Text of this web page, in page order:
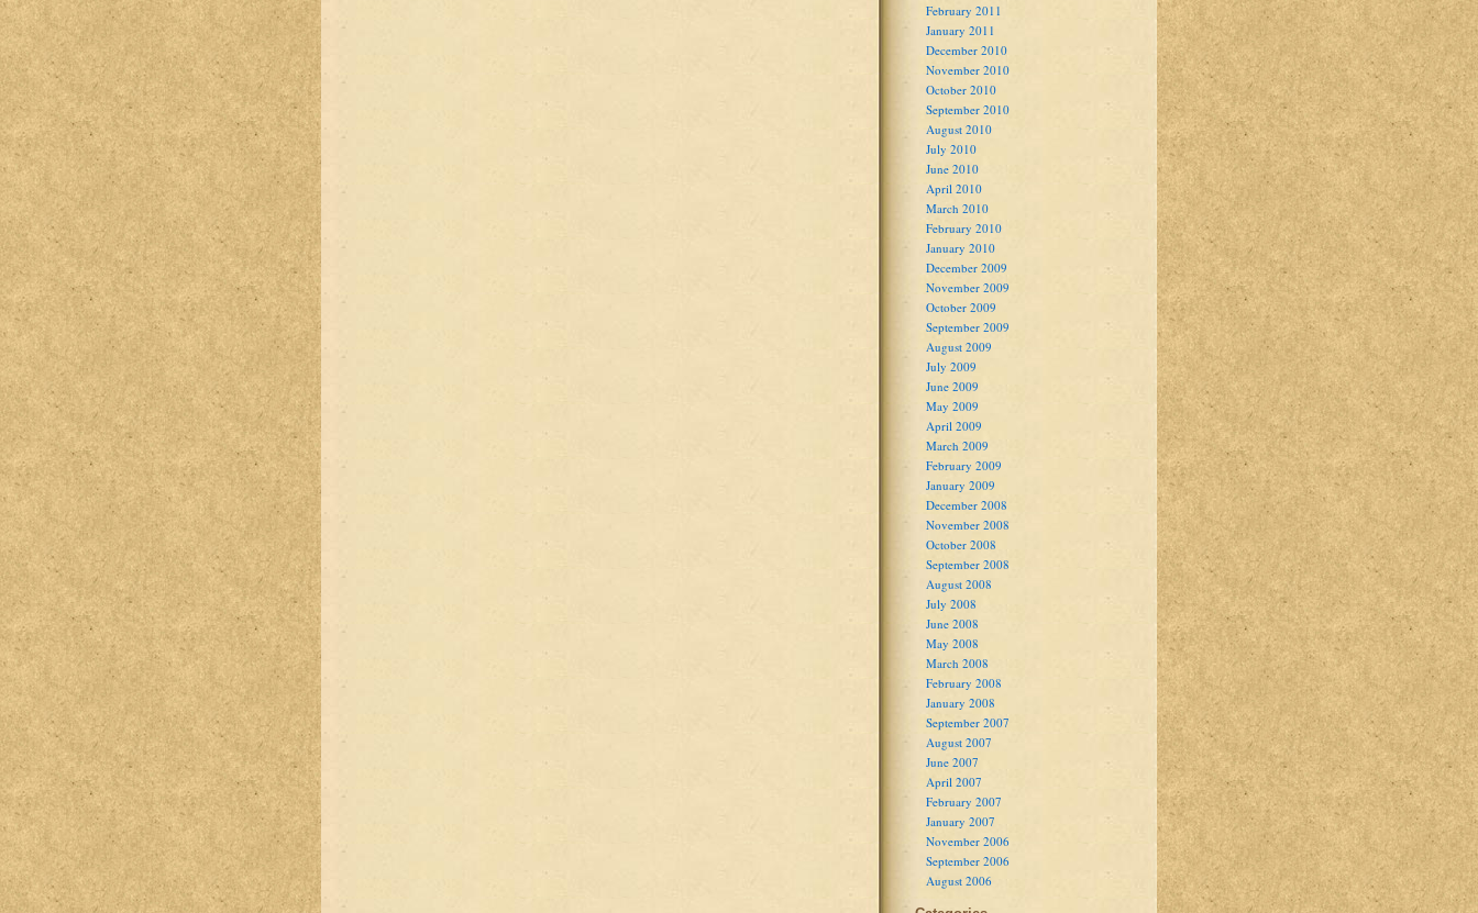
February 2011
January 2011
December 2010
November 2010
October 2010
September 2010
August 2010
July 2010
June 2010
April 2010
March 2010
February 2010
January 2010
December 2009
November 2009
October 2009
September 2009
August 2009
July 2009
June 2009
May 2009
April 2009
March 2009
February 2009
January 2009
December 2008
November 2008
October 2008
September 2008
August 2008
July 2008
June 2008
May 2008
March 2008
February 2008
January 2008
September 2007
August 2007
June 2007
April 2007
February 2007
January 2007
November 2006
September 2006
August 2006